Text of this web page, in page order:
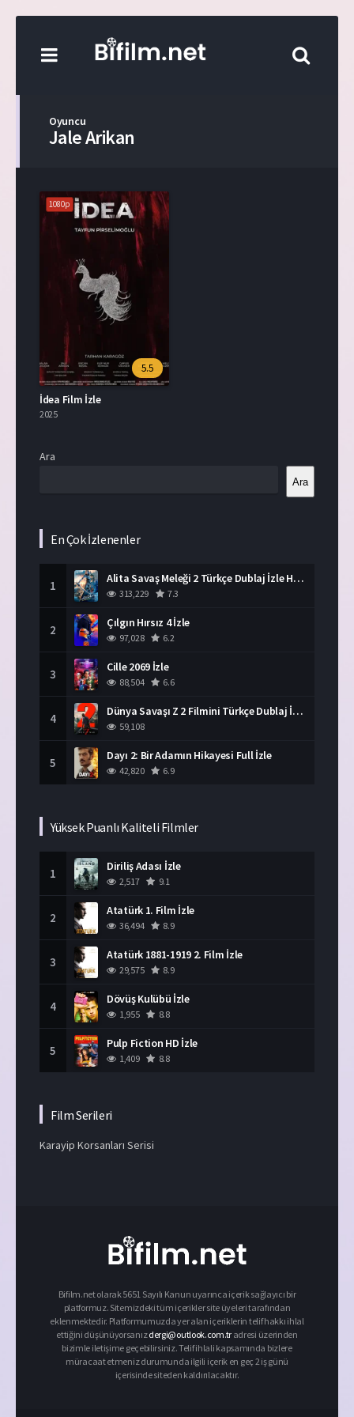
Oyuncu
Jale Arikan
1080p
5.5
İdea Film İzle
2025
Ara
Ara
En Çok İzlenenler
1 Alita Savaş Meleği 2 Türkçe Dublaj İzle HD Film
313,229 7.3
2 Çılgın Hırsız 4 İzle
97,028 6.2
3 Cille 2069 İzle
88,504 6.6
4 Dünya Savaşı Z 2 Filmini Türkçe Dublaj İzle
59,108
5 Dayı 2: Bir Adamın Hikayesi Full İzle
42,820 6.9
Yüksek Puanlı Kaliteli Filmler
1 Diriliş Adası İzle
2,517 9.1
2 Atatürk 1. Film İzle
36,494 8.9
3 Atatürk 1881-1919 2. Film İzle
29,575 8.9
4 Dövüş Kulübü İzle
1,955 8.8
5 Pulp Fiction HD İzle
1,409 8.8
Film Serileri
Karayip Korsanları Serisi
Bifilm.net olarak 5651 Sayılı Kanun uyarınca içerik sağlayıcı bir
platformuz. Sitemizdeki tüm içerikler site üyeleri tarafından
eklenmektedir. Platformumuzda yer alan içeriklerin telif hakkı ihlal
ettiğini düşünüyorsanızdergi@outlook.com.tr adresi üzerinden
bizimle iletişime geçebilirsiniz. Telif ihlali kapsamında bizlere
müracaat etmeniz durumunda ilgili içerik en geç 2 iş günü
içerisinde siteden kaldırılacaktır.